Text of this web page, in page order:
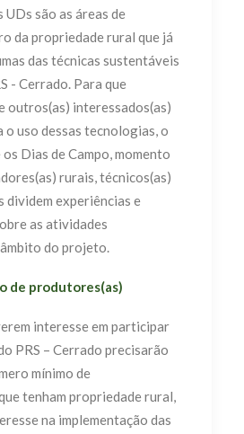
UDs são as áreas de
da propriedade rural que já
das técnicas sustentáveis
- Cerrado. Para que
outros(as) interessados(as)
o uso dessas tecnologias, o
Dias de Campo, momento
rurais, técnicos(as)
dividem experiências e
as atividades
do projeto.
de produtores(as)
interesse em participar
PRS – Cerrado precisarão
mínimo de
tenham propriedade rural,
na implementação das